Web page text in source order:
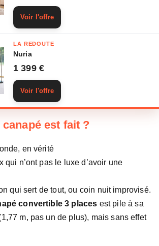
Voir l'offre
LA REDOUTE
Nuria
1 399 €
Voir l'offre
est fait ?
en vérité
qui n’ont pas le luxe d’avoir une
qui sert de tout, ou coin nuit improvisé.
convertible 3 places est pile à sa
m, pas un de plus), mais sans effet